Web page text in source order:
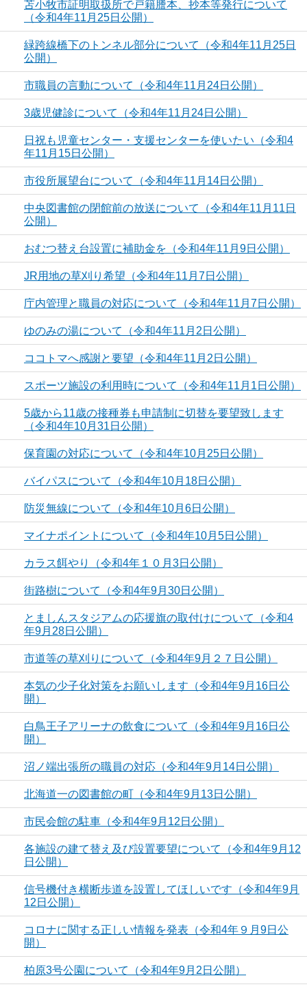
苫小牧市証明取扱所で戸籍謄本、抄本等発行について
（令和4年11月25日公開）
緑跨線橋下のトンネル部分について（令和4年11月25日
公開）
市職員の言動について（令和4年11月24日公開）
3歳児健診について（令和4年11月24日公開）
日祝も児童センター・支援センターを使いたい（令和4
年11月15日公開）
市役所展望台について（令和4年11月14日公開）
中央図書館の閉館前の放送について（令和4年11月11日
公開）
おむつ替え台設置に補助金を（令和4年11月9日公開）
JR用地の草刈り希望（令和4年11月7日公開）
庁内管理と職員の対応について（令和4年11月7日公開）
ゆのみの湯について（令和4年11月2日公開）
ココトマへ感謝と要望（令和4年11月2日公開）
スポーツ施設の利用時について（令和4年11月1日公開）
5歳から11歳の接種券も申請制に切替を要望致します
（令和4年10月31日公開）
保育園の対応について（令和4年10月25日公開）
バイパスについて（令和4年10月18日公開）
防災無線について（令和4年10月6日公開）
マイナポイントについて（令和4年10月5日公開）
カラス餌やり（令和4年１０月3日公開）
街路樹について（令和4年9月30日公開）
とましんスタジアムの応援旗の取付けについて（令和4
年9月28日公開）
市道等の草刈りについて（令和4年9月２７日公開）
本気の少子化対策をお願いします（令和4年9月16日公
開）
白鳥王子アリーナの飲食について（令和4年9月16日公
開）
沼ノ端出張所の職員の対応（令和4年9月14日公開）
北海道一の図書館の町（令和4年9月13日公開）
市民会館の駐車（令和4年9月12日公開）
各施設の建て替え及び設置要望について（令和4年9月12
日公開）
信号機付き横断歩道を設置してほしいです（令和4年9月
12日公開）
コロナに関する正しい情報を発表（令和4年９月9日公
開）
柏原3号公園について（令和4年9月2日公開）